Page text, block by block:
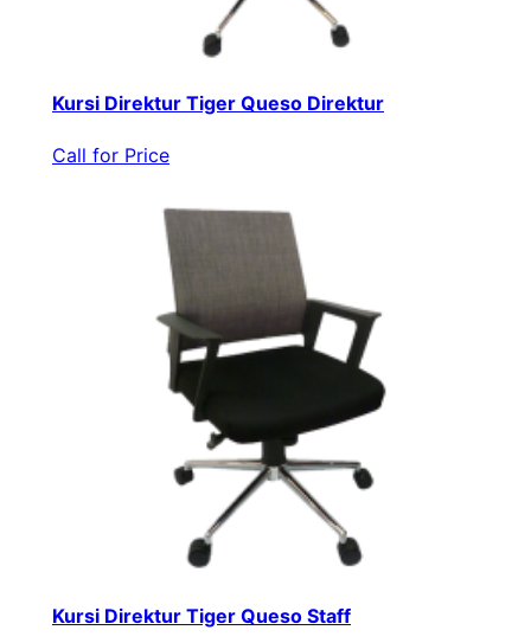
Kursi Direktur Tiger Queso Direktur
Call for Price
Kursi Direktur Tiger Queso Staff